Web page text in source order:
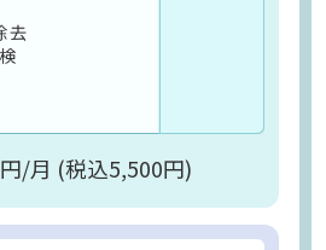
円/月 (税込5,500円)